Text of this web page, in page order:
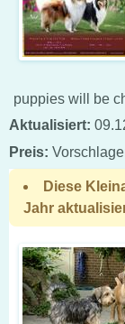
puppies will be
Aktualisiert:
Preis:
Diese
Jahr